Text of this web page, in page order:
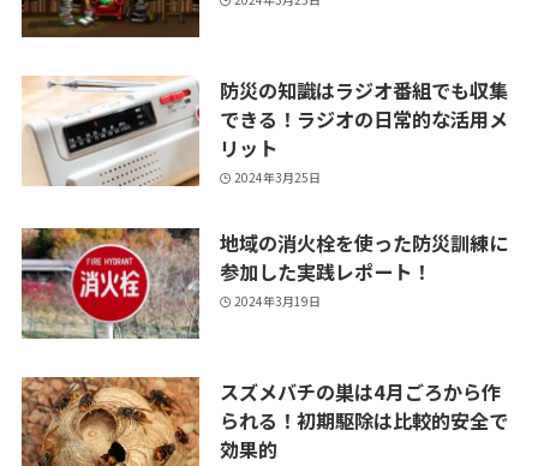
防災の知識はラジオ番組でも収集
できる！ラジオの日常的な活用メ
リット
2024年3月25日
地域の消火栓を使った防災訓練に
参加した実践レポート！
2024年3月19日
スズメバチの巣は4月ごろから作
られる！初期駆除は比較的安全で
効果的